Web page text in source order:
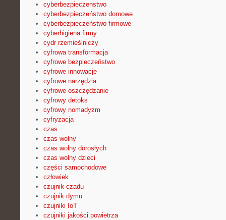
cyberbezpieczenstwo
cyberbezpieczeństwo domowe
cyberbezpieczeństwo firmowe
cyberhigiena firmy
cydr rzemieślniczy
cyfrowa transformacja
cyfrowe bezpieczeństwo
cyfrowe innowacje
cyfrowe narzędzia
cyfrowe oszczędzanie
cyfrowy detoks
cyfrowy nomadyzm
cyfryzacja
czas
czas wolny
czas wolny dorosłych
czas wolny dzieci
części samochodowe
człowiek
czujnik czadu
czujnik dymu
czujniki IoT
czujniki jakości powietrza